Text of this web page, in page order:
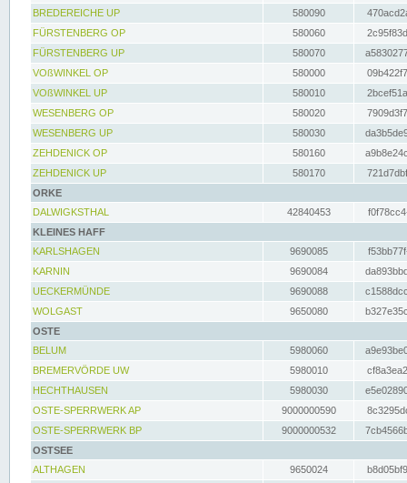
BREDEREICHE UP
580090
FÜRSTENBERG OP
580060
FÜRSTENBERG UP
580070
VOßWINKEL OP
580000
VOßWINKEL UP
580010
WESENBERG OP
580020
WESENBERG UP
580030
ZEHDENICK OP
580160
ZEHDENICK UP
580170
ORKE
DALWIGKSTHAL
42840453
KLEINES HAFF
KARLSHAGEN
9690085
KARNIN
9690084
UECKERMÜNDE
9690088
WOLGAST
9650080
OSTE
BELUM
5980060
BREMERVÖRDE UW
5980010
HECHTHAUSEN
5980030
OSTE-SPERRWERK AP
9000000590
OSTE-SPERRWERK BP
9000000532
OSTSEE
ALTHAGEN
9650024